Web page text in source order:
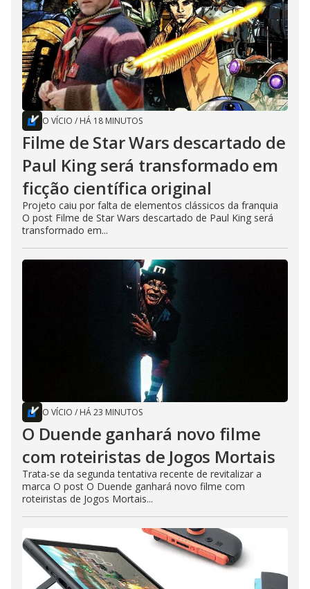
O VÍCIO / HÁ 18 MINUTOS
Filme de Star Wars descartado de
Paul King será transformado em
ficção científica original
Projeto caiu por falta de elementos clássicos da franquia
O post Filme de Star Wars descartado de Paul King será
transformado em...
O VÍCIO / HÁ 23 MINUTOS
O Duende ganhará novo filme
com roteiristas de Jogos Mortais
Trata-se da segunda tentativa recente de revitalizar a
marca O post O Duende ganhará novo filme com
roteiristas de Jogos Mortais...